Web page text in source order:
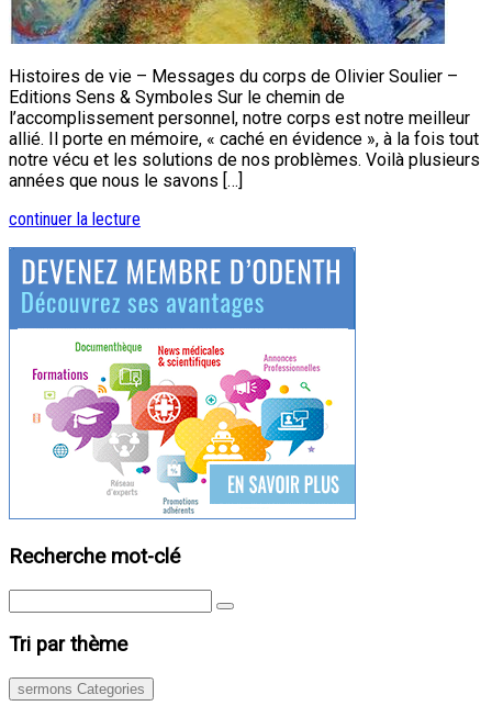
Histoires de vie – Messages du corps de Olivier Soulier –
Editions Sens & Symboles Sur le chemin de
l’accomplissement personnel, notre corps est notre meilleur
allié. Il porte en mémoire, « caché en évidence », à la fois tout
notre vécu et les solutions de nos problèmes. Voilà plusieurs
années que nous le savons […]
continuer la lecture
Recherche mot-clé
Tri par thème
sermons Categories